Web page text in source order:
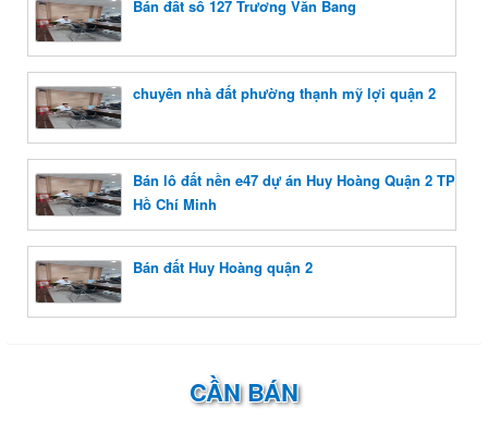
Bán đất số 127 Trương Văn Bang
chuyên nhà đất phường thạnh mỹ lợi quận 2
Bán lô đất nền e47 dự án Huy Hoàng Quận 2 TP
Hồ Chí Minh
Bán đất Huy Hoàng quận 2
CẦN BÁN